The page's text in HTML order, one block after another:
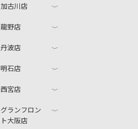
加古川店
龍野店
丹波店
明石店
西宮店
グランフロン
ト大阪店